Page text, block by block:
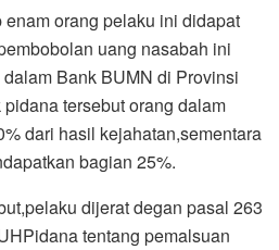
orang pelaku ini didapat
uang nasabah ini
Bank BUMN di Provinsi
tersebut orang dalam
dari hasil kejahatan,sementara
bagian 25%.
dijerat degan pasal 263
tentang pemalsuan